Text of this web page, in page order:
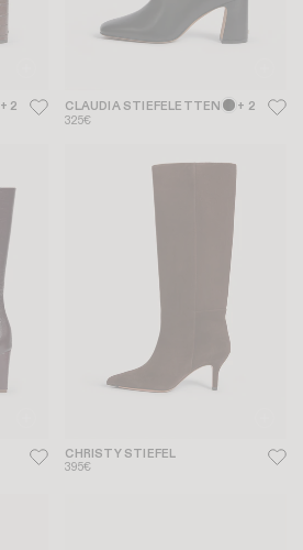
+ 2 CLAUDIA STIEFELETTEN + 2
325€
CHRISTY STIEFEL
395€